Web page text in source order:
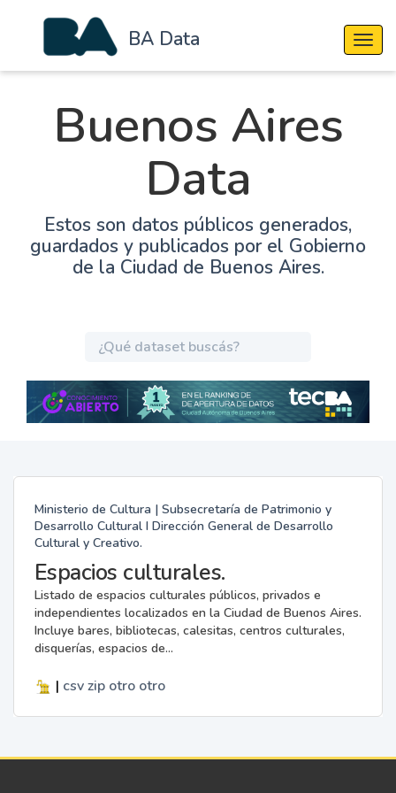
BA Data
Buenos Aires
Data
Estos son datos públicos generados,
guardados y publicados por el Gobierno
de la Ciudad de Buenos Aires.
Ministerio de Cultura | Subsecretaría de Patrimonio y
Desarrollo Cultural I Dirección General de Desarrollo
Cultural y Creativo.
Espacios culturales.
Listado de espacios culturales públicos, privados e
independientes localizados en la Ciudad de Buenos Aires.
Incluye bares, bibliotecas, calesitas, centros culturales,
disquerías, espacios de...
| csv zip otro otro